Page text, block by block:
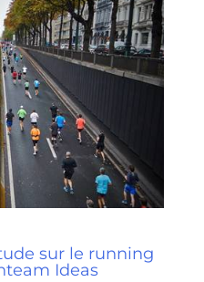
sur le running
Ideas